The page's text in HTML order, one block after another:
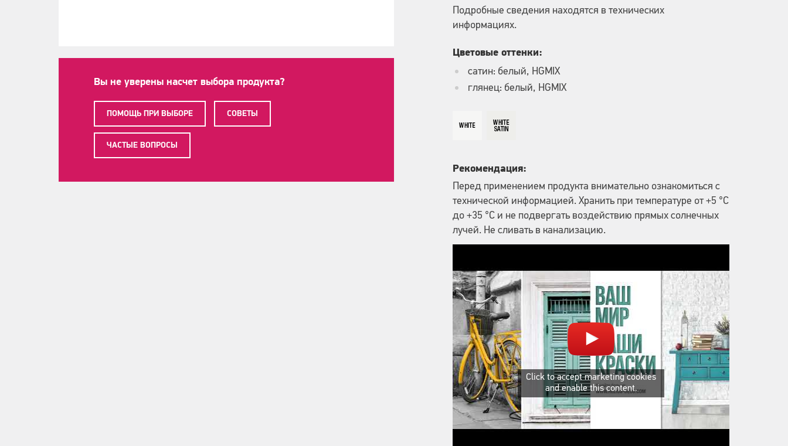
Вы не уверены насчет выбора продукта?
ПОМОЩЬ ПРИ ВЫБОРЕ СОВЕТЫ
ЧАСТЫЕ ВОПРОСЫ
Подробные сведения находятся в технических
информациях.
Цветовые оттенки:
сатин: белый, HGMIX
глянец: белый, HGMIX
Рекомендация:
Перед применением продукта внимательно ознакомиться с
технической информацией. Хранить при температуре от +5 °C
до +35 °C и не подвергать воздействию прямых солнечных
лучей. Не сливать в канализацию.
Click to accept marketing cookies
and enable this content.